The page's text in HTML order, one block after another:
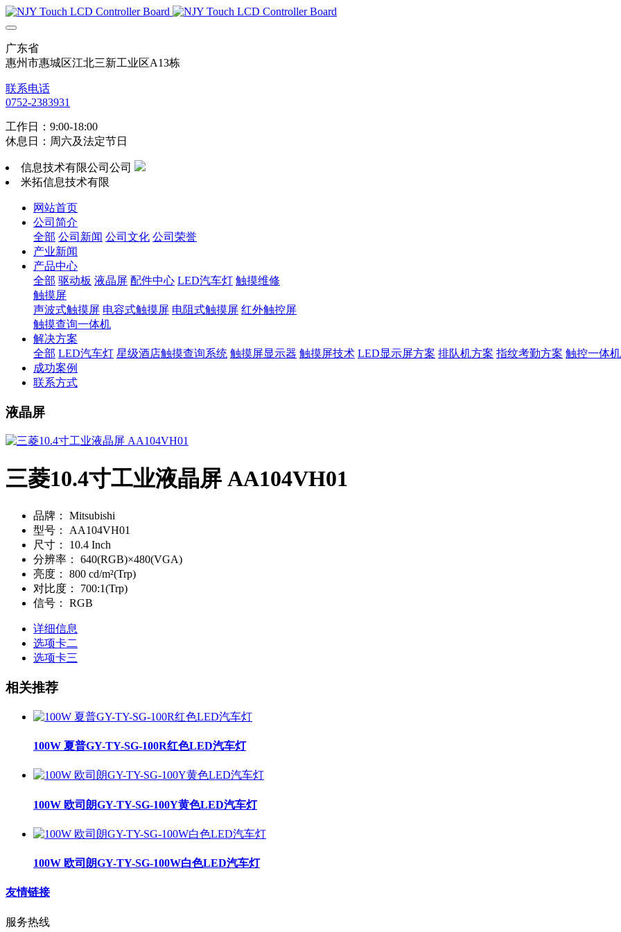
广东省
惠州市惠城区江北三新工业区A13栋
联系电话
0752-2383931
工作日：9:00-18:00
休息日：周六及法定节日
信息技术有限公司公司
米拓信息技术有限
网站首页
公司简介
全部 公司新闻 公司文化 公司荣誉
产业新闻
产品中心
全部 驱动板 液晶屏 配件中心 LED汽车灯 触摸维修
触摸屏
声波式触摸屏 电容式触摸屏 电阻式触摸屏 红外触控屏
触摸查询一体机
解决方案
全部 LED汽车灯 星级酒店触摸查询系统 触摸屏显示器 触摸屏技术 LED显示屏方案 排队机方案 指纹考勤方案 触控一体
成功案例
联系方式
液晶屏
三菱10.4寸工业液晶屏 AA104VH01
品牌：
Mitsubishi
型号：
AA104VH01
尺寸：
10.4 Inch
分辨率：
640(RGB)×480(VGA)
亮度：
800 cd/m²(Trp)
对比度：
700:1(Trp)
信号：
RGB
详细信息
选项卡二
选项卡三
相关推荐
100W 夏普GY-TY-SG-100R红色LED汽车灯
100W 欧司朗GY-TY-SG-100Y黄色LED汽车灯
100W 欧司朗GY-TY-SG-100W白色LED汽车灯
友情链接
服务热线